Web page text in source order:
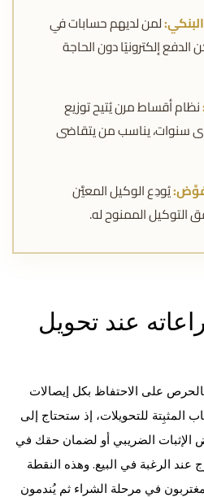
لمن لديهم حسابات في
الدفع إلكترونيًا دون الحاجة
نظام أقساط مرن يُتيح توزيع
سنوات، يناسب من يتقاضى
يُودِع الوكيل المعيَّن
التوكيل الممنوح له.
عند تحويل
على الاحتفاظ بكل إيصالات
للتحويلات، إذ ستحتاج إلى
الإثبات الضريبي أو لضمان حقك في
عند الرغبة في البيع. وهذه النقطة
في مرحلة الشراء ثم يُندمون